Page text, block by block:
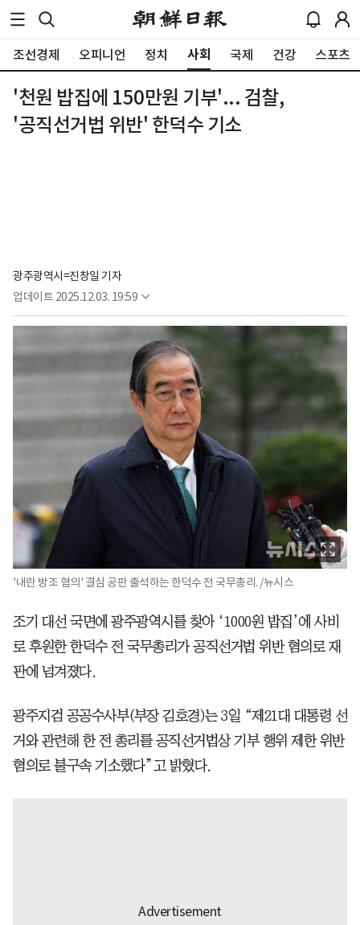
조선경제 오피니언 정치 사회 국제 건강 스포츠
'천원 밥집에 150만원 기부'... 검찰,
'공직선거법 위반' 한덕수 기소
광주광역시=진창일 기자
업데이트 2025.12.03. 19:59
'내란 방조 혐의' 결심 공판 출석하는 한덕수 전 국무총리. /뉴시스
조기 대선 국면에 광주광역시를 찾아 ‘1000원 밥집’에 사비
로 후원한 한덕수 전 국무총리가 공직선거법 위반 혐의로 재
판에 넘겨졌다.
광주지검 공공수사부(부장 김호경)는 3일 “제21대 대통령 선
거와 관련해 한 전 총리를 공직선거법상 기부 행위 제한 위반
혐의로 불구속 기소했다”고 밝혔다.